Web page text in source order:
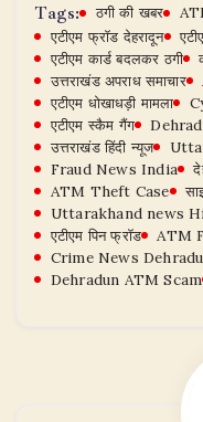
Tags: ठगी की खबर
एटीएम फ्रॉड देहरादून
एटीएम कार्ड बदलकर ठगी
उत्तराखंड अपराध समाचार
एटीएम धोखाधड़ी मामला
एटीएम स्कैम गैंग
उत्तराखंड हिंदी न्यूज
Fraud News India
ATM Theft Case
Uttarakhand news
एटीएम पिन फ्रॉड
ATM
Crime News
Dehradun ATM Scam